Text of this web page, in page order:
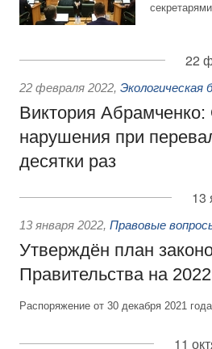
22
22 февраля 2022,
Виктория Абрамченко:
нарушения при
десятки раз
13
13 января 2022, Правовые
Утверждён план
Правительства на
Распоряжение от 30 декабря 2021
11